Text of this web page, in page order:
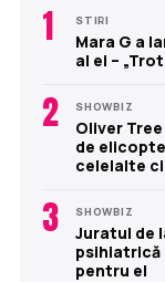
1 STIRI
Mara G a
al ei –
2 SHOWBIZ
Oliver
de
celelalte
3 SHOWBIZ
Juratul de
psihiatrică
pentru el